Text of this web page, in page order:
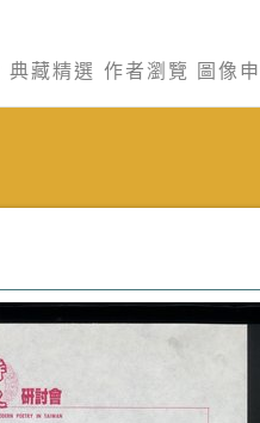
典藏精選 作者瀏覽 圖像